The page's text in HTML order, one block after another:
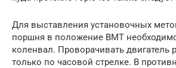
Для выставления установочных
поршня в положение ВМТ
коленвал. Проворачивать двигатель
только по часовой стрелке. В